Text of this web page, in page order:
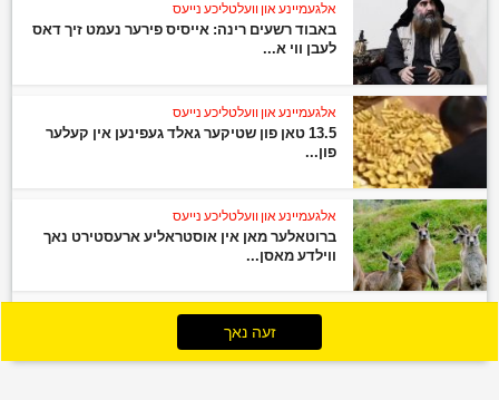
אלגעמיינע און וועלטליכע נייעס
באבוד רשעים רינה: אייסיס פירער נעמט זיך דאס
לעבן ווי א...
אלגעמיינע און וועלטליכע נייעס
13.5 טאן פון שטיקער גאלד געפינען אין קעלער
פון...
אלגעמיינע און וועלטליכע נייעס
ברוטאלער מאן אין אוסטראליע ארעסטירט נאך
ווילדע מאסן...
זעה נאך